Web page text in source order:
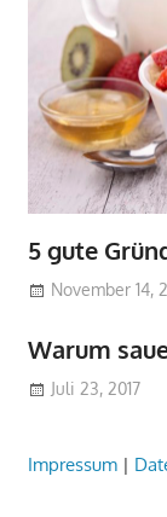
5 gute
November 14,
Warum
Juli 23, 2017
Impressum|